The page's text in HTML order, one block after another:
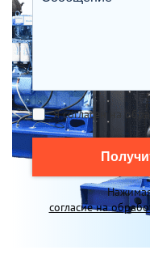
Я согласен на
согласие на